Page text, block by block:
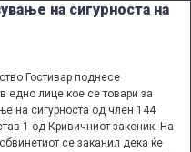
на сигурноста на
Гостивар поднесе
едно лице кое се товари за
на сигурноста од член 144
1 од Кривичниот законик. На
се заканил дека ќе